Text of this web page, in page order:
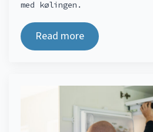
med kølingen.
Read more